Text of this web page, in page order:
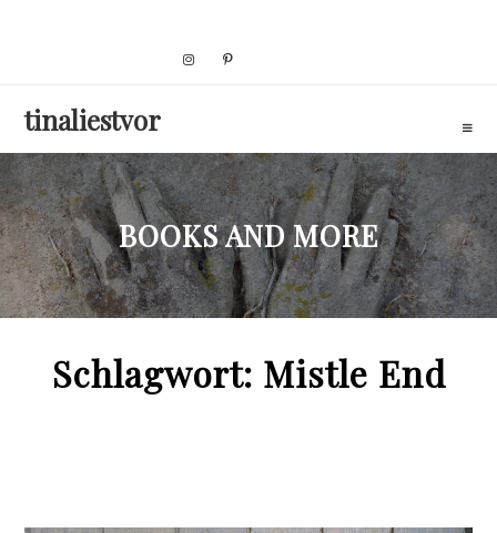
tinaliestvor
BOOKS AND MORE
Schlagwort: Mistle End